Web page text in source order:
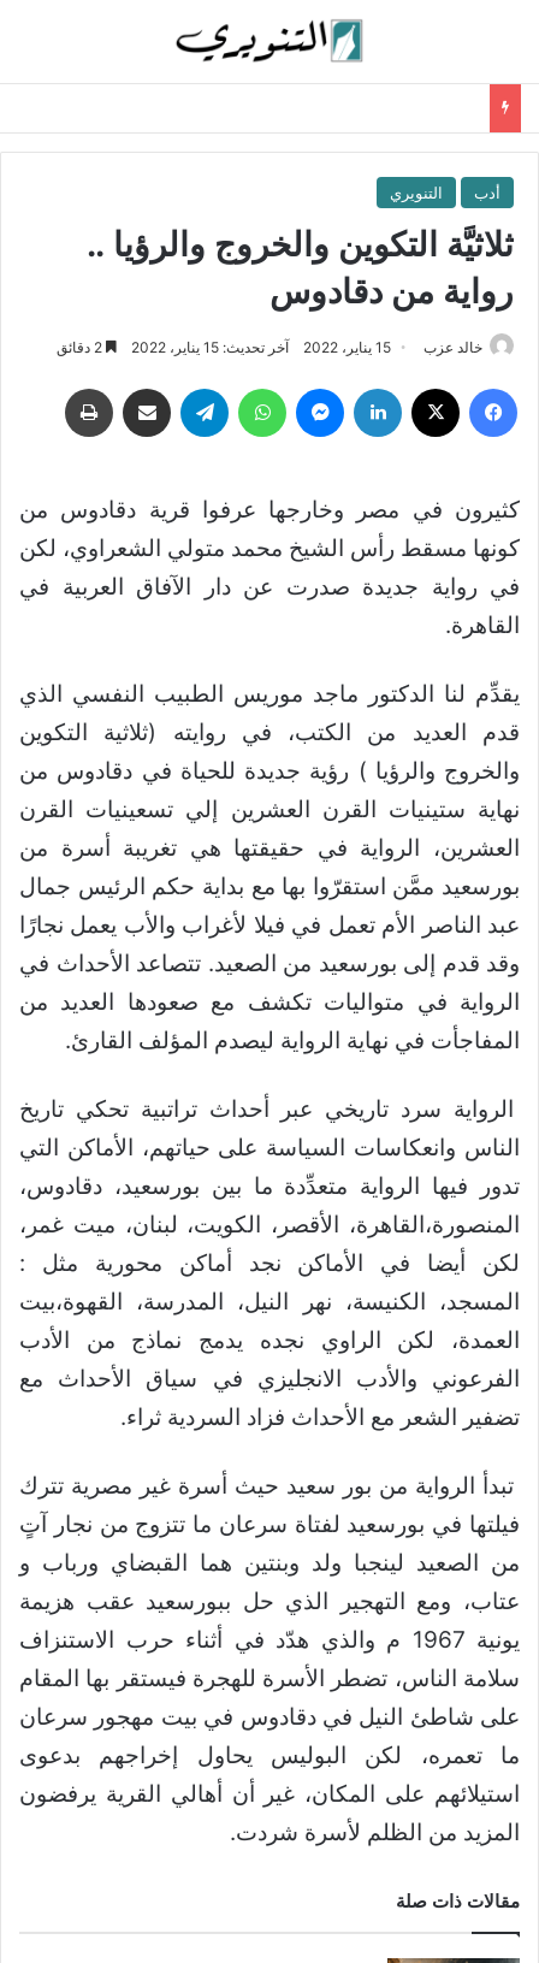
أدب التنويري
ثلاثيَّة التكوين والخروج والرؤيا ..
رواية من دقادوس
خالد عزب 15 يناير، 2022 آخر تحديث: 15 يناير، 2022
فيسبوك لينكدإن ماسنجر واتساب تيلقرام مشاركة عبر البريد
كثيرون في مصر وخارجها عرفوا قرية دقادوس من
كونها مسقط رأس الشيخ محمد متولي الشعراوي، لكن
في رواية جديدة صدرت عن دار الآفاق العربية في
القاهرة.
يقدِّم لنا الدكتور ماجد موريس الطبيب النفسي الذي
قدم العديد من الكتب، في روايته (ثلاثية التكوين
والخروج والرؤيا ) رؤية جديدة للحياة في دقادوس من
نهاية ستينيات القرن العشرين إلي تسعينيات القرن
العشرين، الرواية في حقيقتها هي تغريبة أسرة من
بورسعيد ممَّن استقرّوا بها مع بداية حكم الرئيس جمال
عبد الناصر الأم تعمل في فيلا لأغراب والأب يعمل نجارًا
وقد قدم إلى بورسعيد من الصعيد. تتصاعد الأحداث في
الرواية في متواليات تكشف مع صعودها العديد من
المفاجأت في نهاية الرواية ليصدم المؤلف القارئ.
الرواية سرد تاريخي عبر أحداث تراتبية تحكي تاريخ
الناس وانعكاسات السياسة على حياتهم، الأماكن التي
تدور فيها الرواية متعدِّدة ما بين بورسعيد، دقادوس،
المنصورة،القاهرة، الأقصر، الكويت، لبنان، ميت غمر،
لكن أيضا في الأماكن نجد أماكن محورية مثل :
المسجد، الكنيسة، نهر النيل، المدرسة، القهوة،بيت
العمدة، لكن الراوي نجده يدمج نماذج من الأدب
الفرعوني والأدب الانجليزي في سياق الأحداث مع
تضفير الشعر مع الأحداث فزاد السردية ثراء.
تبدأ الرواية من بور سعيد حيث أسرة غير مصرية تترك
فيلتها في بورسعيد لفتاة سرعان ما تتزوج من نجار آتٍ
من الصعيد لينجبا ولد وبنتين هما القبضاي ورباب و
عتاب، ومع التهجير الذي حل ببورسعيد عقب هزيمة
يونية 1967 م والذي هدّد في أثناء حرب الاستنزاف
سلامة الناس، تضطر الأسرة للهجرة فيستقر بها المقام
على شاطئ النيل في دقادوس في بيت مهجور سرعان
ما تعمره، لكن البوليس يحاول إخراجهم بدعوى
استيلائهم على المكان، غير أن أهالي القرية يرفضون
المزيد من الظلم لأسرة شردت.
مقالات ذات صلة